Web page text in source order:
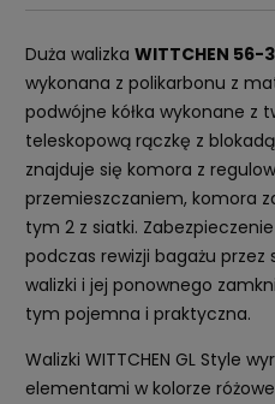
Duża walizka WITTCHEN
wykonana z polikarbonu z
podwójne kółka wykonane z
teleskopową rączkę z
znajduje się komora z
przemieszczaniem, komora
tym 2 z siatki.
podczas rewizji bagażu
walizki i jej ponownego
tym pojemna i praktyczna.
Walizki WITTCHEN GL Style
elementami w kolorze